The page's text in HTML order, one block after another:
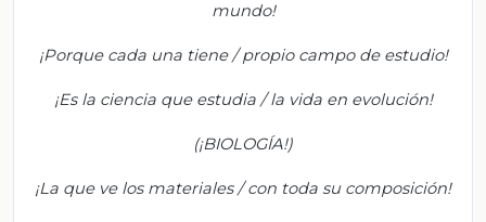
mundo!
¡Porque cada una tiene / propio campo de estudio!
¡Es la ciencia que estudia / la vida en evolución!
(¡BIOLOGÍA!)
¡La que ve los materiales / con toda su composición!